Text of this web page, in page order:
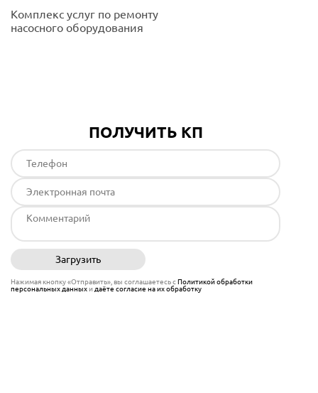
Комплекс услуг по ремонту
насосного оборудования
ПОЛУЧИТЬ КП
Загрузить
Нажимая кнопку «Отправить», вы соглашаетесь сПолитикой обработки
персональных данныхи даёте согласие на их обработку